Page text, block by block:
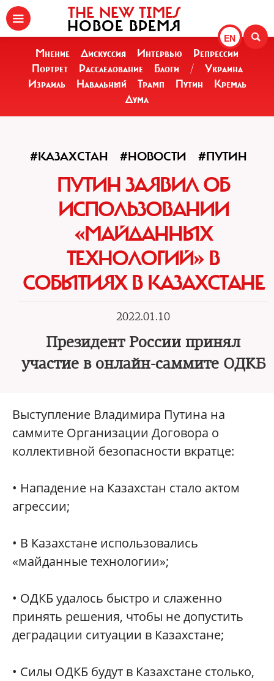
EN
THE NEW TIMES
НОВОЕ ВРЕМЯ
Мнение Дискуссия Интервью
Репрессии
Портрет
Расследование Блоги /
Украина
Израиль
Навальный Трамп Путин
Кремль
Дума
#КАЗАХСТАН #НОВОСТИ #ПУТИН
ПУТИН ЗАЯВИЛ ОБ
ИСПОЛЬЗОВАНИИ
«МАЙДАННЫХ
ТЕХНОЛОГИЙ» В
СОБЫТИЯХ В КАЗАХСТАНЕ
2022.01.10
Президент России принял
участие в онлайн-саммите ОДКБ
Выступление Владимира Путина на
саммите Организации Договора о
коллективной безопасности вкратце:
• Нападение на Казахстан стало актом
агрессии;
• В Казахстане использовались
«майданные технологии»;
• ОДКБ удалось быстро и слаженно
принять решения, чтобы не допустить
деградации ситуации в Казахстане;
• Силы ОДКБ будут в Казахстане столько,